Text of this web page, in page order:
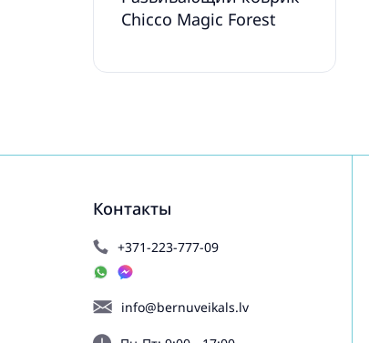
Chicco Magic Forest
Контакты
+371-223-777-09
info@bernuveikals.lv